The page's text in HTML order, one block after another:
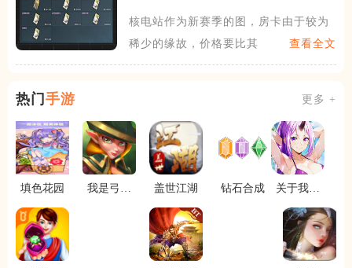
核电站作为新赛季的图，房卡由于较为
稀少的缘故，价格要比其他地
查看全文
热门 手游 更多 +
填色花园
我是弓箭
盖世江湖 钻石合成
关于我转
莱姆这档
事新世界